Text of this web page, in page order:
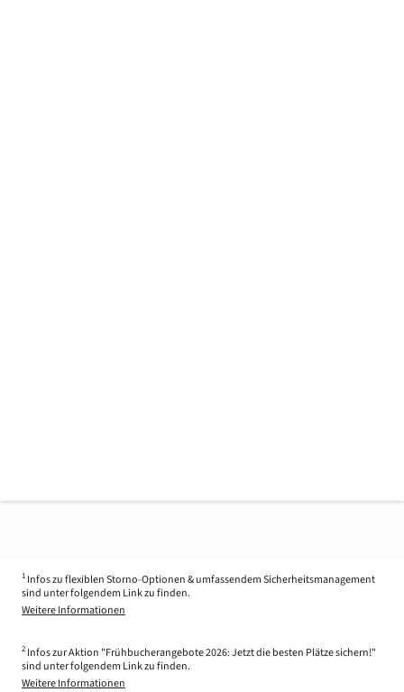
1 Infos zu flexiblen Storno-Optionen & umfassendem Sicherheitsmanagement
sind unter folgendem Link zu finden.
Weitere Informationen
2 Infos zur Aktion "Frühbucherangebote 2026: Jetzt die besten Plätze sichern!"
sind unter folgendem Link zu finden.
Weitere Informationen